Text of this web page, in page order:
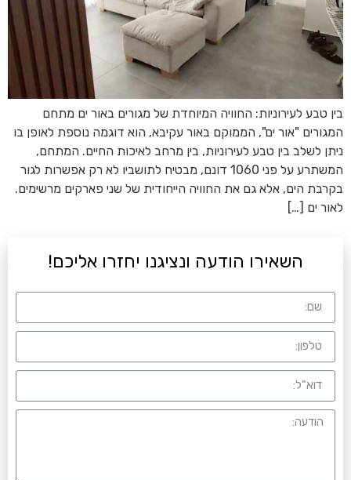
בין טבע לעירוניות: החוויה המיוחדת של מגורים באור ים מתחם
המגורים "אור ים", הממוקם באור עקיבא, הוא דוגמה נוספת לאופן בו
ניתן לשלב בין טבע לעירוניות, בין מרחב לאיכות החיים. המתחם,
המשתרע על פני 1060 דונם, מבטיח לתושביו לא רק אפשרות לגור
בקרבת הים, אלא גם את החוויה הייחודית של שני פארקים מרשימים.
לאור ים […]
השאירו הודעה ונציגנו יחזרו אליכם!